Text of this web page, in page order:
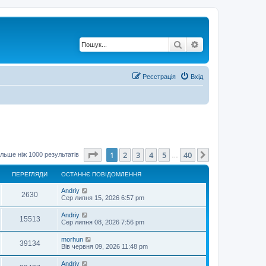
Пошук
Вхід
Реєстрація
ніж 1000 результатів Сторінка 1з 40
1 2 3 4 5 40
ПЕРЕГЛЯДИ ОСТАННЄ ПОВІДОМЛЕННЯ
2630П
е
е
г
О
с
а
н
н
є
п
о
в
Andriy
Сер липня 15, 2026 6:57 pm
15513П
е
О
с
н
н
є
п
Andriy
Сер липня 08, 2026 7:56 pm
39134П
е
О
с
а
morhun
Вів червня 09, 2026 11:48 pm
О
Andriy